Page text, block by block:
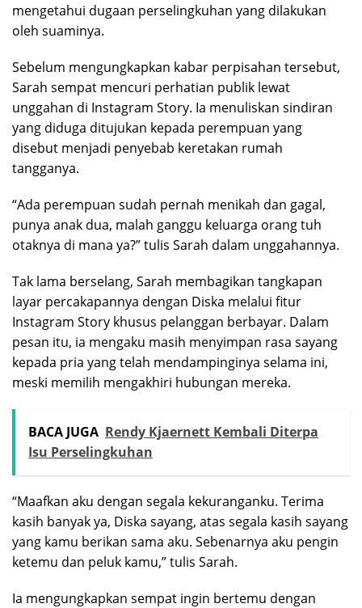
mengetahui dugaan perselingkuhan yang dilakukan
oleh suaminya.
Sebelum mengungkapkan kabar perpisahan tersebut,
Sarah sempat mencuri perhatian publik lewat
unggahan di Instagram Story. Ia menuliskan sindiran
yang diduga ditujukan kepada perempuan yang
disebut menjadi penyebab keretakan rumah
tangganya.
“Ada perempuan sudah pernah menikah dan gagal,
punya anak dua, malah ganggu keluarga orang tuh
otaknya di mana ya?” tulis Sarah dalam unggahannya.
Tak lama berselang, Sarah membagikan tangkapan
layar percakapannya dengan Diska melalui fitur
Instagram Story khusus pelanggan berbayar. Dalam
pesan itu, ia mengaku masih menyimpan rasa sayang
kepada pria yang telah mendampinginya selama ini,
meski memilih mengakhiri hubungan mereka.
BACA JUGA Rendy Kjaernett Kembali Diterpa
Isu Perselingkuhan
“Maafkan aku dengan segala kekuranganku. Terima
kasih banyak ya, Diska sayang, atas segala kasih sayang
yang kamu berikan sama aku. Sebenarnya aku pengin
ketemu dan peluk kamu,” tulis Sarah.
Ia mengungkapkan sempat ingin bertemu dengan